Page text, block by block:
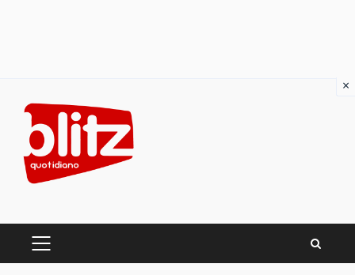
content
PRIMARY
×